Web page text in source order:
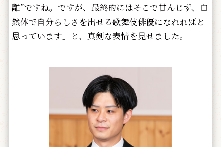
離”ですね。ですが、最終的にはそこで甘んじず、自
然体で自分らしさを出せる歌舞伎俳優になれればと
思っています」と、真剣な表情を見せました。